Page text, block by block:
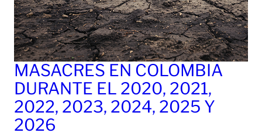
MASACRES EN COLOMBIA
DURANTE EL 2020, 2021,
2022, 2023, 2024, 2025 Y
2026